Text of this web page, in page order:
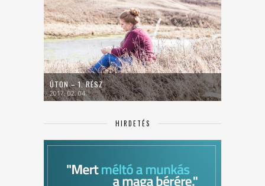
ÚTON – 1. RÉSZ
2017. 02. 04.
HIRDETÉS